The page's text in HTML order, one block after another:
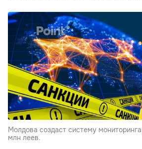
Молдова создаст систему мониторинга
млн леев.